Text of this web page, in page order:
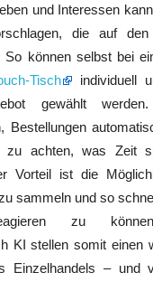
und Interessen
die auf den
So können selbst bei
Tisch
individuell
gewählt
Bestellungen
zu achten, was Zeit
Vorteil ist die
sammeln und so
zu
KI stellen somit einen
Einzelhandels – und